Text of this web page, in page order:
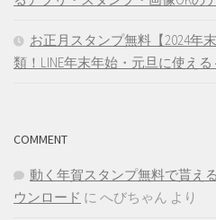
お正月スタンプ無料【2024年
類！LINE年末年始・元旦に使え
COMMENT
動く年賀スタンプ無料で貰え
ウンロード に へびちゃん より